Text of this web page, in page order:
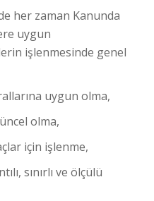
her zaman Kanunda
uygun
işlenmesinde genel
uygun olma,
olma,
için işlenme,
sınırlı ve ölçülü